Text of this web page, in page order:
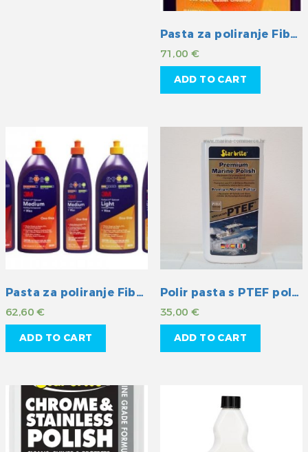
Pasta za poliranje Fiberglass cleaner and wax3M
71,00€
ADD TO CART
Pasta za poliranje Fiberglass restorer and wax3M
62,60€
ADD TO CART
Polir pasta s PTEF polimerima Starbrite
35,00€
ADD TO CART